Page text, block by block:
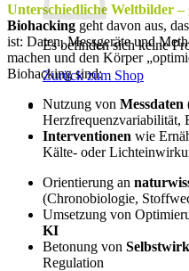
Es befinden sich keine
Zurück zum Shop
Unterschiedliche Weltbilder –
Biohacking geht davon aus,
ist: Daten, Messgeräte und
machen und den Körper
Biohacking sind:
Nutzung von Messdaten
Herzfrequenzvariabilität,
Interventionen wie
Kälte‑ oder
Orientierung an
(Chronobiologie,
Umsetzung von
KI
Betonung von
Regulation